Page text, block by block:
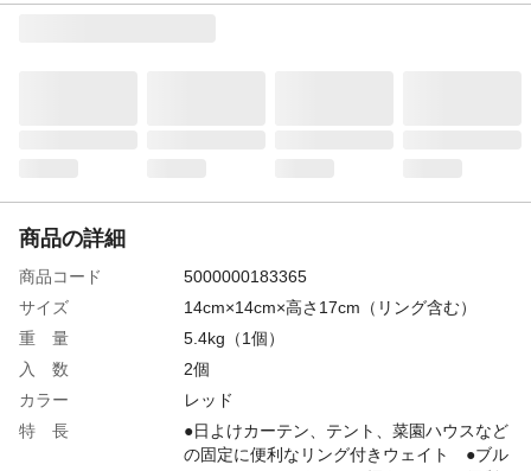
商品の詳細
商品コード
5000000183365
サイズ
14cm×14cm×高さ17cm（リング含む）
重 量
5.4kg（1個）
入 数
2個
カラー
レッド
特 長
●日よけカーテン、テント、菜園ハウスなど
の固定に便利なリング付きウェイト ●ブル